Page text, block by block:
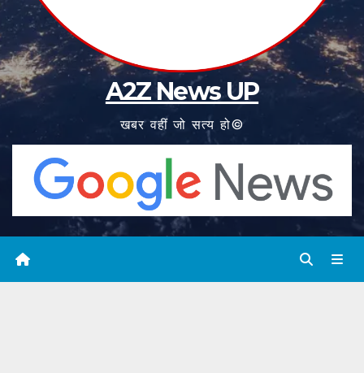
A2Z News UP
खबर वहीं जो सत्य हो©